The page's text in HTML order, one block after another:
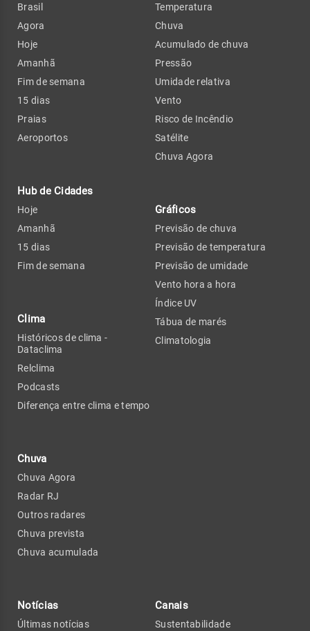
Brasil
Agora
Hoje
Amanhã
Fim de semana
15 dias
Praias
Aeroportos
Hub de Cidades
Hoje
Amanhã
15 dias
Fim de semana
Clima
Históricos de clima -
Dataclima
Relclima
Podcasts
Diferença entre clima e tempo
Chuva
Chuva Agora
Radar RJ
Outros radares
Chuva prevista
Chuva acumulada
Temperatura
Chuva
Acumulado de chuva
Pressão
Umidade relativa
Vento
Risco de Incêndio
Satélite
Chuva Agora
Gráficos
Previsão de chuva
Previsão de temperatura
Previsão de umidade
Vento hora a hora
Índice UV
Tábua de marés
Climatologia
Notícias
Últimas notícias
Canais
Sustentabilidade